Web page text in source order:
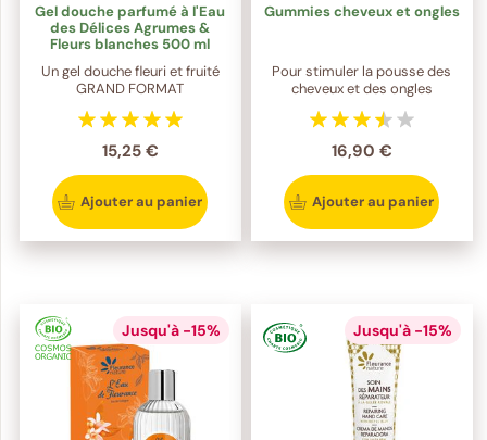
Gel douche parfumé à l'Eau
des Délices Agrumes &
Fleurs blanches 500 ml
Un gel douche fleuri et fruité
GRAND FORMAT
15,25 €
Ajouter au panier
Gummies cheveux et ongles
Pour stimuler la pousse des
cheveux et des ongles
16,90 €
Ajouter au panier
Jusqu'à -15% Jusqu'à -15%